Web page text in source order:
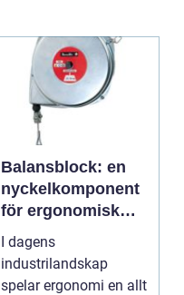
Balansblock: en
nyckelkomponent
för ergonomisk
effektivitet
I dagens
industrilandskap
spelar ergonomi en allt